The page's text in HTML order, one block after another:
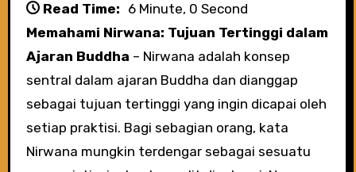
Read Time: 6 Minute, 0 Second
Memahami Nirwana: Tujuan Tertinggi dalam
Ajaran Buddha – Nirwana adalah konsep
sentral dalam ajaran Buddha dan dianggap
sebagai tujuan tertinggi yang ingin dicapai oleh
setiap praktisi. Bagi sebagian orang, kata
Nirwana mungkin terdengar sebagai sesuatu